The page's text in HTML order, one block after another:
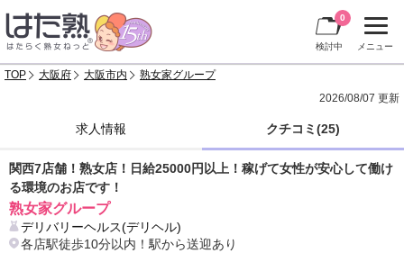
メニュー
検討中
0
TOP 大阪府 大阪市内
熟女家グループ
2026/08/07 更新
求人情報 クチコミ(25)
関西7店舗！熟女店！日給25000円以上！稼げて女性が安心して働け
る環境のお店です！
熟女家グループ
デリバリーヘルス(デリヘル)
各店駅徒歩10分以内！駅から送迎あり